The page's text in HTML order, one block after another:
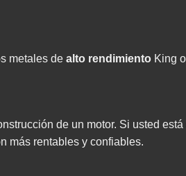
metales de alto rendimiento King
de un motor. Si usted
más rentables y confiables.